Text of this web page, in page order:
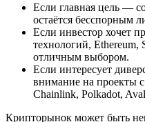
Если главная цель —
остаётся бесспорным
Если инвестор хочет
технологий, Ethereum,
отличным выбором.
Если интересует
внимание на проекты
Chainlink, Polkadot,
Крипторынок может быть